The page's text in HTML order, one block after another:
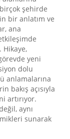
şehirde
bir anlatım ve
ana
yeni
dolu
anlamalarına
bakış açısıyla
artırıyor.
aynı
sunarak